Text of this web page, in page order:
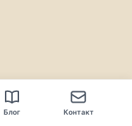
Блог Контакт